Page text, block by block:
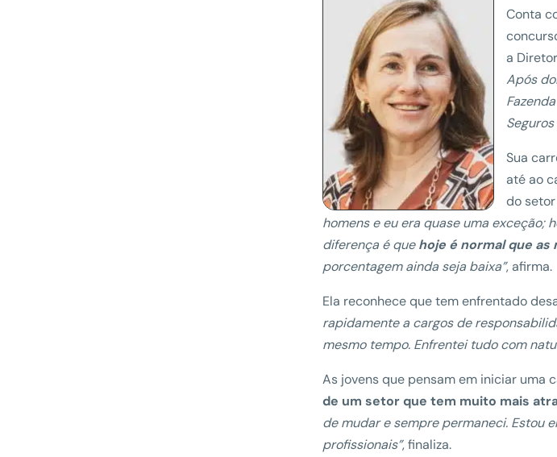
Conta
a
Após
Sua
até ao
do
homens e eu era quase uma exceção;
diferença é quehoje é normal que
porcentagem ainda seja baixa”, afirma.
Ela reconhece que tem enfrentado
rapidamente a cargos de
mesmo tempo. Enfrentei tudo com
As jovens que pensam em iniciar uma
de um setor que tem muito mais
de mudar e sempre permaneci. Estou
profissionais”, finaliza.